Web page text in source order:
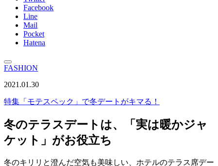
Facebook
Line
Mail
Pocket
Hatena
FASHION
2021.01.30
特集 「モテスペック」で冬デートがキマる！
冬のテラスデートは、「実は暖かジャ
ケット」がお役立ち
冬のキリリと澄んだ空気も美味しい、ホテルのテラス席デー